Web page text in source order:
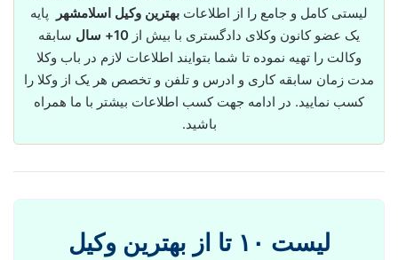
لیستی کامل و جامع را از اطلاعات بهترین وکیل اسلامشهر
پایه
یک عضو کانون وکلای دادگستری با بیش از 10+ سال
سابقه
وکالت را تهیه نموده تا شما بتوایند اطلاعات لازم در باب وکلا
مدت زمان سابقه کاری و ادرس و تلفن و تخصص هر یک از وکلا را
کسب نمایید. در ادامه جهت کسب اطلاعات بیشتر با ما همراه
باشید.
لیست ۱۰ تا از بهترین وکیل